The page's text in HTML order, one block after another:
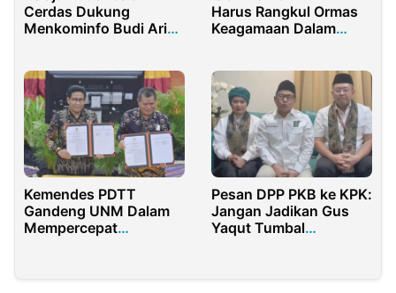
Cerdas Dukung
Menkominfo Budi Arie
Harus Rangkul Ormas
Keagamaan Dalam
Kemendes PDTT
Gandeng UNM Dalam
Mempercepat
Pesan DPP PKB ke KPK:
Jangan Jadikan Gus
Yaqut Tumbal